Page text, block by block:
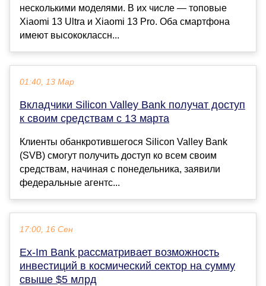
несколькими моделями. В их числе — топовые
Xiaomi 13 Ultra и Xiaomi 13 Pro. Оба смартфона
имеют высококлассн...
01:40, 13 Мар
Вкладчики Silicon Valley Bank получат доступ
к своим средствам с 13 марта
Клиенты обанкротившегося Silicon Valley Bank
(SVB) смогут получить доступ ко всем своим
средствам, начиная с понедельника, заявили
федеральные агентс...
17:00, 16 Сен
Ex-Im Bank рассматривает возможность
инвестиций в космический сектор на сумму
свыше $5 млрд